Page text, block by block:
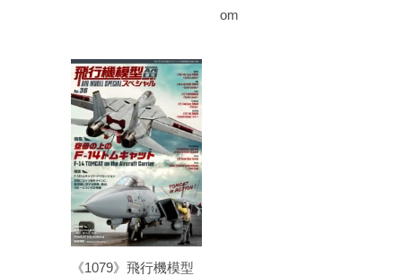
om
《1079》飛行機模型